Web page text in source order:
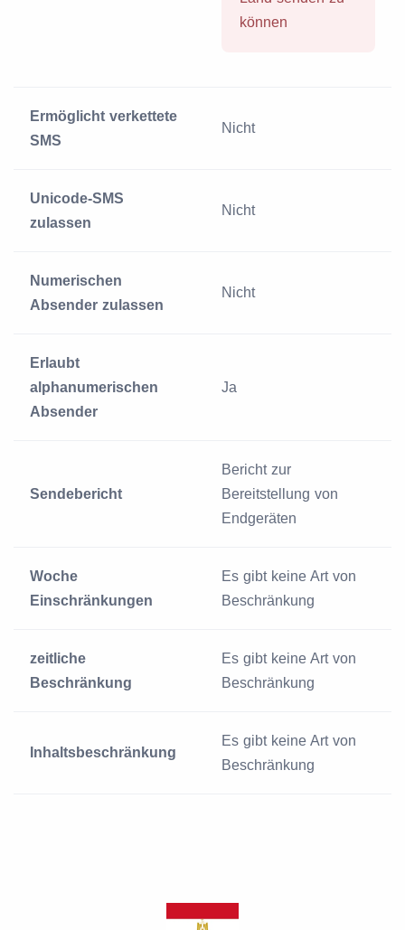
können
Ermöglicht verkettete
SMS
Nicht
Unicode-SMS
zulassen
Nicht
Numerischen
Absender zulassen
Nicht
Erlaubt
alphanumerischen
Absender
Ja
Sendebericht
Bericht zur
Bereitstellung von
Endgeräten
Woche
Einschränkungen
Es gibt keine Art von
Beschränkung
zeitliche
Beschränkung
Es gibt keine Art von
Beschränkung
Inhaltsbeschränkung
Es gibt keine Art von
Beschränkung